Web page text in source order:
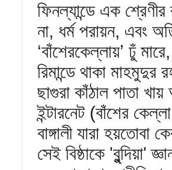
ফিনল্যান্ডে এক
না, ধর্ম পরায়ন, এবং
‘বাঁশেরকেল্লায়’ ঢুঁ
রিমান্ডে থাকা মাহমুদুর
ছাগুরা কাঁঠাল পাতা খায়
ইন্টারনেট (বাঁশের
বাঙ্গালী যারা
সেই বিষ্ঠাকে 'বুন্দিয়া'